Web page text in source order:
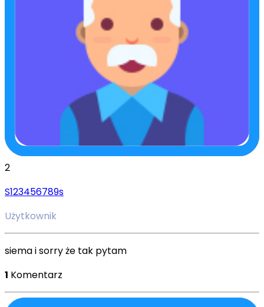
2
S123456789s
Użytkownik
siema i sorry że tak pytam
1 Komentarz